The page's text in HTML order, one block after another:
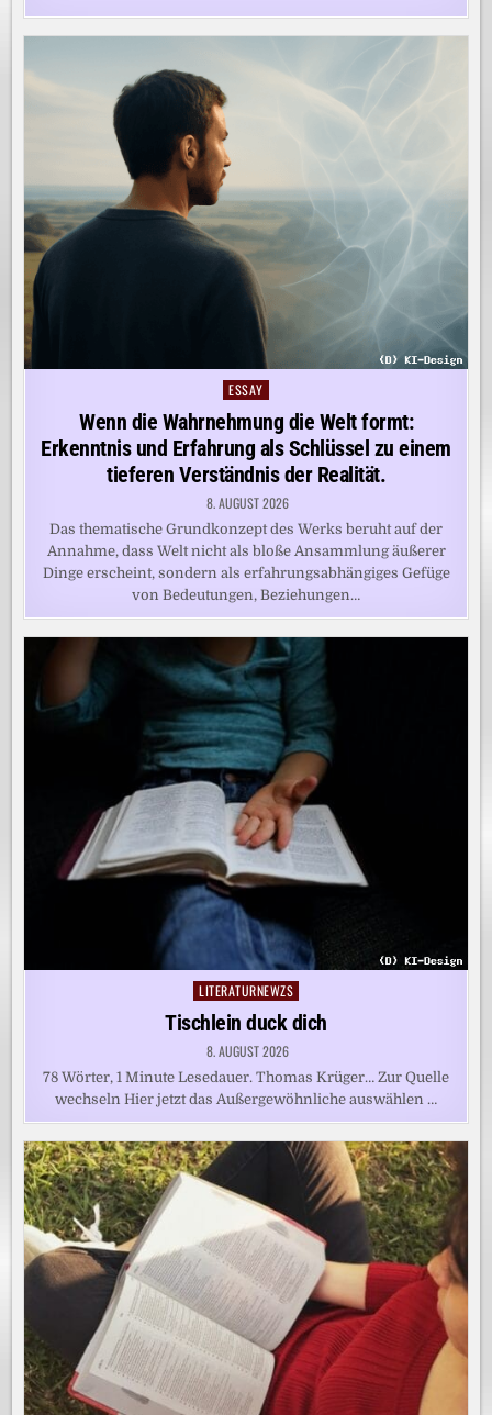
Posted
in
ESSAY
Wenn die Wahrnehmung die Welt formt:
Erkenntnis und Erfahrung als Schlüssel zu einem
tieferen Verständnis der Realität.
8. AUGUST 2026
Das thematische Grundkonzept des Werks beruht auf der
Annahme, dass Welt nicht als bloße Ansammlung äußerer
Dinge erscheint, sondern als erfahrungsabhängiges Gefüge
von Bedeutungen, Beziehungen…
Posted
in
LITERATURNEWZS
Tischlein duck dich
8. AUGUST 2026
78 Wörter, 1 Minute Lesedauer. Thomas Krüger… Zur Quelle
wechseln Hier jetzt das Außergewöhnliche auswählen …